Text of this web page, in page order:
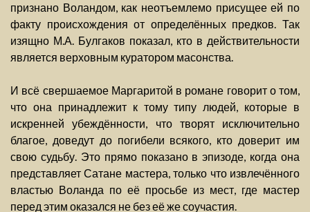
признано Воландом, как неотъемлемо присущее ей по
факту происхождения от определённых предков. Так
изящно М.А. Булгаков показал, кто в действительности
является верховным куратором масонства.
И всё свершаемое Маргаритой в романе говорит о том,
что она принадлежит к тому типу людей, которые в
искренней убеждённости, что творят исключительно
благое, доведут до погибели всякого, кто доверит им
свою судьбу. Это прямо показано в эпизоде, когда она
представляет Сатане мастера, только что извлечённого
властью Воланда по её просьбе из мест, где мастер
перед этим оказался не без её же соучастия.